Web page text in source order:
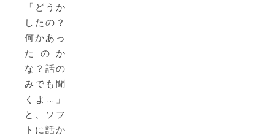
「どうか
したの？
何かあっ
たのか
な？話の
みでも聞
くよ…」
と、ソフ
トに話か